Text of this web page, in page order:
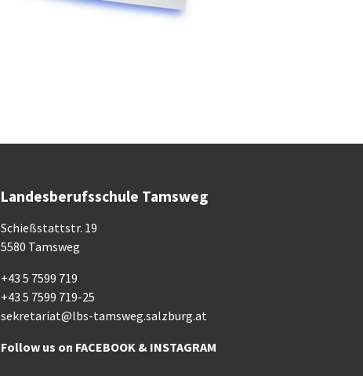
Landesberufsschule Tamsweg
Schießstattstr. 19
5580 Tamsweg
+43 5 7599 719
+43 5 7599 719-25
sekretariat@lbs-tamsweg.salzburg.at
Follow us on FACEBOOK & INSTAGRAM